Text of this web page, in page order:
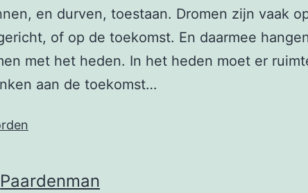
en durven, toestaan. Dromen zijn vaak
of op de toekomst. En daarmee
met het heden. In het heden moet er
aan de toekomst…
Paardenman